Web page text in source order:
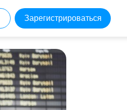
Зарегистрироваться